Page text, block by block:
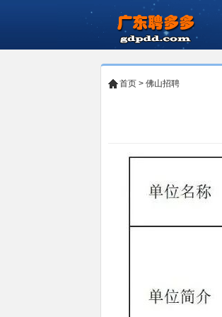
首页 > 佛山招聘